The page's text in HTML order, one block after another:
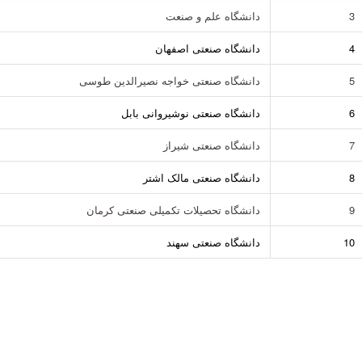
3 دانشگاه علم و صنعت
4 دانشگاه صنعتی اصفهان
5 دانشگاه صنعتی خواجه نصیرالدین طوسی
6 دانشگاه صنعتی نوشیروانی بابل
7 دانشگاه صنعتی شیراز
8 دانشگاه صنعتی مالک اشتر
9 دانشگاه تحصیلات تکمیلی صنعتی کرمان
10 دانشگاه صنعتی سهند